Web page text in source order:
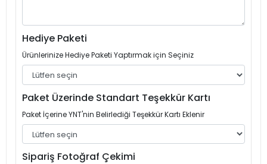
Hediye Paketi
Ürünlerinize Hediye Paketi Yaptırmak için Seçiniz
Paket Üzerinde Standart Teşekkür Kartı
Paket İçerine YNT'nin Belirlediği Teşekkür Kartı Eklenir
Sipariş Fotoğraf Çekimi